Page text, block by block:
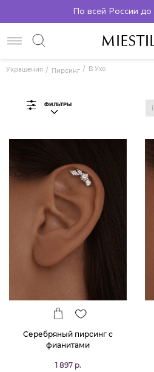
По всей России
Украшения Пирсинг В Ухо
ФИЛЬТРЫ
Серебряный пирсинг с
фианитами
1 897 р.